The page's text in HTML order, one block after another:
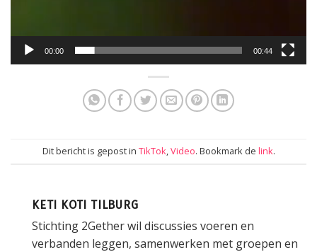
00:00 00:44
Dit bericht is gepost in TikTok,Video. Bookmark de link.
KETI KOTI TILBURG
Stichting 2Gether wil discussies voeren en
verbanden leggen, samenwerken met groepen en